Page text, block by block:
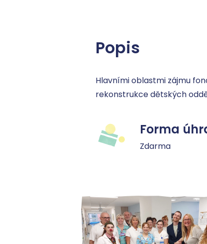
Popis
Hlavními oblastmi zájmu
rekonstrukce dětských
Forma
Zdarma